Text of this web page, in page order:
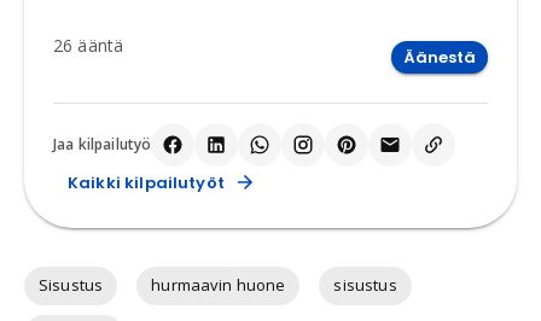
26 ääntä
Äänestä
Jaa kilpailutyö
Kaikki kilpailutyöt
Sisustus hurmaavin huone sisustus